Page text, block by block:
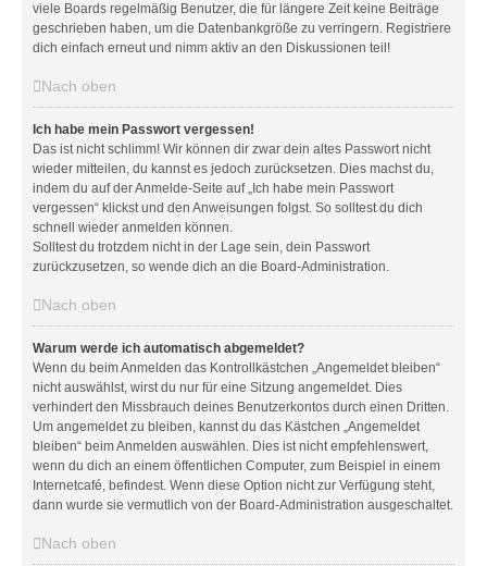
viele Boards regelmäßig Benutzer, die für längere Zeit keine Beiträge
geschrieben haben, um die Datenbankgröße zu verringern. Registriere
dich einfach erneut und nimm aktiv an den Diskussionen teil!
Nach oben
Ich habe mein Passwort vergessen!
Das ist nicht schlimm! Wir können dir zwar dein altes Passwort nicht
wieder mitteilen, du kannst es jedoch zurücksetzen. Dies machst du,
indem du auf der Anmelde-Seite auf „Ich habe mein Passwort
vergessen“ klickst und den Anweisungen folgst. So solltest du dich
schnell wieder anmelden können.
Solltest du trotzdem nicht in der Lage sein, dein Passwort
zurückzusetzen, so wende dich an die Board-Administration.
Nach oben
Warum werde ich automatisch abgemeldet?
Wenn du beim Anmelden das Kontrollkästchen „Angemeldet bleiben“
nicht auswählst, wirst du nur für eine Sitzung angemeldet. Dies
verhindert den Missbrauch deines Benutzerkontos durch einen Dritten.
Um angemeldet zu bleiben, kannst du das Kästchen „Angemeldet
bleiben“ beim Anmelden auswählen. Dies ist nicht empfehlenswert,
wenn du dich an einem öffentlichen Computer, zum Beispiel in einem
Internetcafé, befindest. Wenn diese Option nicht zur Verfügung steht,
dann wurde sie vermutlich von der Board-Administration ausgeschaltet.
Nach oben